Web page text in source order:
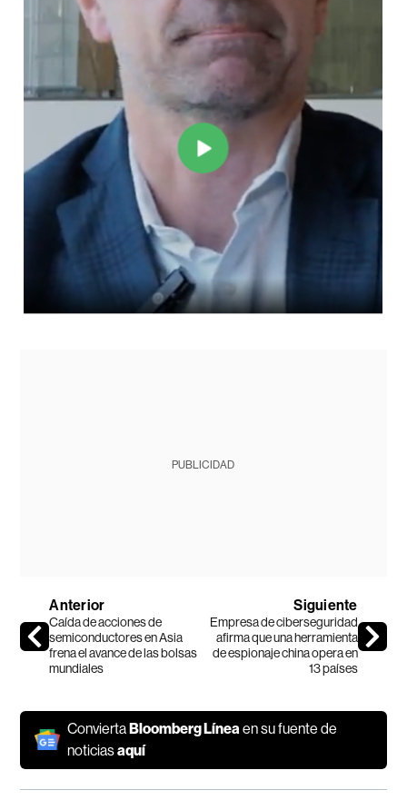
PUBLICIDAD
Anterior
Caída de acciones de
semiconductores en Asia
frena el avance de las bolsas
mundiales
Siguiente
Empresa de ciberseguridad
afirma que una herramienta
de espionaje china opera en
13 países
ConviertaBloomberg Línea en su fuente de
noticiasaquí